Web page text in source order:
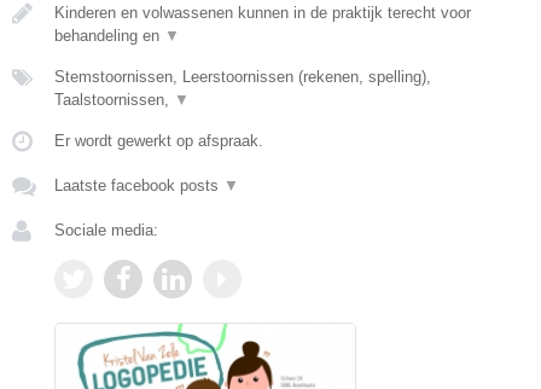
Kinderen en volwassenen kunnen in de praktijk terecht voor
behandeling en ▼
Stemstoornissen, Leerstoornissen (rekenen, spelling),
Taalstoornissen,
▼
Er wordt gewerkt op afspraak.
Laatste facebook posts ▼
Sociale media: